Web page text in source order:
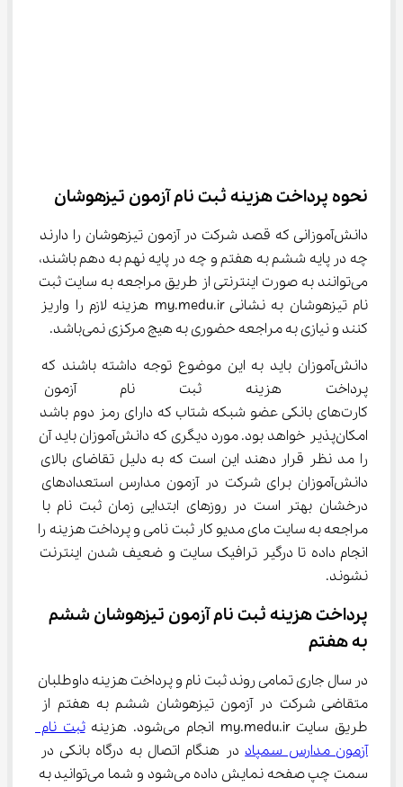
نحوه پرداخت هزینه ثبت نام آزمون تیزهوشان
دانش‌آموزانی که قصد شرکت در آزمون تیزهوشان را دارند
چه در پایه ششم به هفتم و چه در پایه نهم به دهم باشند،
می‌توانند به صورت اینترنتی از طریق مراجعه به سایت ثبت
نام تیزهوشان به نشانی my.medu.ir هزینه لازم را واریز
کنند و نیازی به مراجعه حضوری به هیچ مرکزی نمی‌باشد.
دانش‌آموزان باید به این موضوع توجه داشته باشند که
پرداخت هزینه ثبت نام آزمون
کارت‌های بانکی عضو شبکه شتاب که دارای رمز دوم باشد
امکان‌پذیر خواهد بود. مورد دیگری که دانش‌آموزان باید آن
را مد نظر قرار دهند این است که به دلیل تقاضای بالای
دانش‌آموزان برای شرکت در آزمون مدارس استعدادهای
درخشان بهتر است در روزهای ابتدایی زمان ثبت نام با
مراجعه به سایت مای مدیو کار ثبت نامی و پرداخت هزینه را
انجام داده تا درگیر ترافیک سایت و ضعیف شدن اینترنت
نشوند.
پرداخت هزینه ثبت نام آزمون تیزهوشان ششم
به هفتم
در سال جاری تمامی روند ثبت نام و پرداخت هزینه داوطلبان
متقاضی شرکت در آزمون تیزهوشان ششم به هفتم از
طریق سایت my.medu.ir انجام می‌شود. هزینه
ثبت نام
آزمون مدارس سمپاد در هنگام اتصال به درگاه بانکی در
سمت چپ صفحه نمایش داده می‌شود و شما می‌توانید به